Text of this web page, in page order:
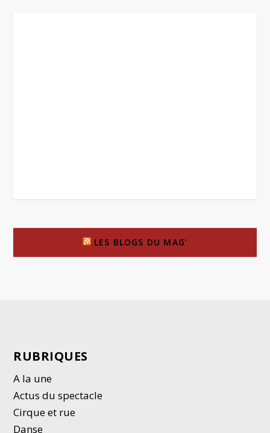
LES BLOGS DU MAG’
RUBRIQUES
A la une
Actus du spectacle
Cirque et rue
Danse